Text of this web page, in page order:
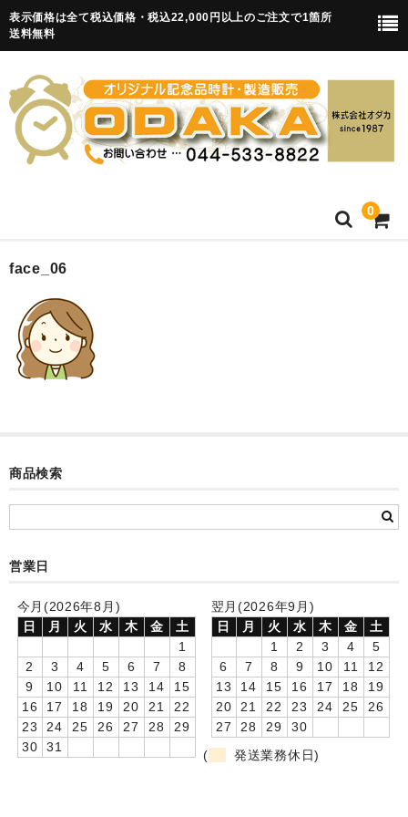
表示価格は全て税込価格・税込22,000円以上のご注文で1箇所
送料無料
0
HOME
卒園記念品
目覚まし時計(集合)
知育目覚まし時計(集合・園舎)
目覚まし時計(個別)
お絵かきギャラリープラス(絵＋個別)
知育時計
制服メモリー
face_06
商品検索
営業日
今月(2026年8月)
日
月 火 水 木 金
土
1
2
3 4 5 6 7
8
9
10 11 12 13 14
15
16
17 18 19 20 21
22
23
24 25 26 27 28
29
30
31
翌月(2026年9月)
日
月 火 水 木 金
土
1
2 3 4
5
6
7 8 9 10 11
12
13
14 15 16 17 18
19
20
21 22 23 24 25
26
27
28 29
30
(
発送業務休日)